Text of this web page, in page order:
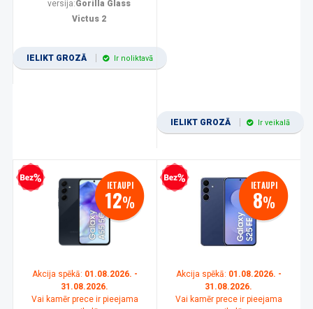
versija:Gorilla Glass
Victus 2
IELIKT GROZĀ Ir noliktavā
IELIKT GROZĀ Ir veikalā
kredīts IETAUPI
12%
Akcija spēkā: 01.08.2026. -
31.08.2026.
Vai kamēr prece ir pieejama
Bezprocentu kredīts IETAUPI
8%
Akcija spēkā: 01.08.2026. -
31.08.2026.
Vai kamēr prece ir pieejama